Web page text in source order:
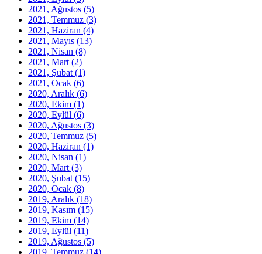
2021, Ağustos (5)
2021, Temmuz (3)
2021, Haziran (4)
2021, Mayıs (13)
2021, Nisan (8)
2021, Mart (2)
2021, Şubat (1)
2021, Ocak (6)
2020, Aralık (6)
2020, Ekim (1)
2020, Eylül (6)
2020, Ağustos (3)
2020, Temmuz (5)
2020, Haziran (1)
2020, Nisan (1)
2020, Mart (3)
2020, Şubat (15)
2020, Ocak (8)
2019, Aralık (18)
2019, Kasım (15)
2019, Ekim (14)
2019, Eylül (11)
2019, Ağustos (5)
2019, Temmuz (14)